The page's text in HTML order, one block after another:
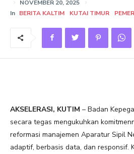
NOVEMBER 20, 2025
In BERITA KALTIM KUTAI TIMUR
AKSELERASI, KUTIM – Badan
secara tegas mengukuhkan
reformasi manajemen Aparatur Sipil
adaptif, berbasis data, dan responsif.